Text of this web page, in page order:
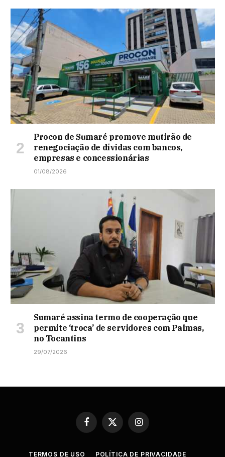
Procon de Sumaré promove mutirão de
renegociação de dívidas com bancos,
empresas e concessionárias
01/08/2026
Sumaré assina termo de cooperação que
permite ‘troca’ de servidores com Palmas,
no Tocantins
29/07/2026
Facebook
X
(Twitter)
Instagram
TERMOS DE USO POLÍTICA DE PRIVACIDADE